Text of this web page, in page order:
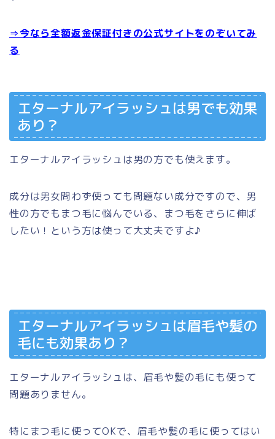
⇒今なら全額返金保証付きの公式サイトをのぞいてみ
る
エターナルアイラッシュは男でも効果
あり？
エターナルアイラッシュは男の方でも使えます。
成分は男女問わず使っても問題ない成分ですので、男
性の方でもまつ毛に悩んでいる、まつ毛をさらに伸ば
したい！という方は使って大丈夫ですよ♪
エターナルアイラッシュは眉毛や髪の
毛にも効果あり？
エターナルアイラッシュは、眉毛や髪の毛にも使って
問題ありません。
特にまつ毛に使ってOKで、眉毛や髪の毛に使ってはい